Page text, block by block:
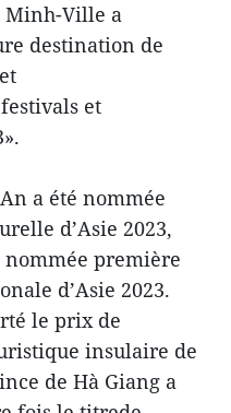
Minh-Ville a
destination de
et
a été nommée
d’Asie 2023,
nommée première
d’Asie 2023.
le prix de
insulaire de
de Hà Giang a